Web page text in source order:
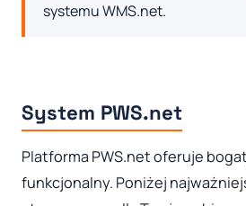
systemu WMS.net.
System PWS.net
Platforma PWS.net oferuje
funkcjonalny. Poniżej